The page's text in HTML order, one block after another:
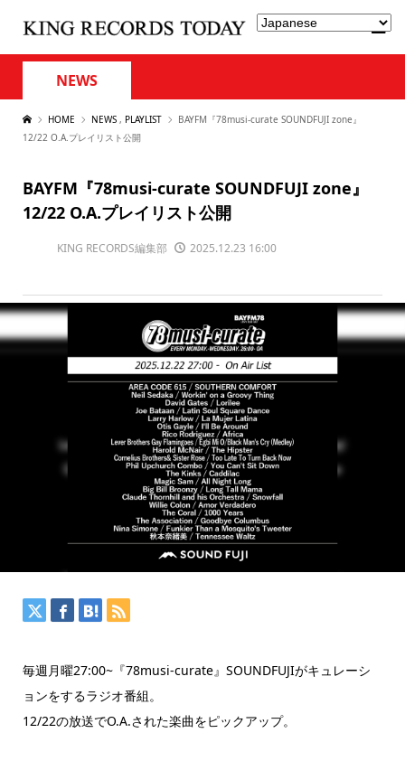
NEWS
HOME NEWS , PLAYLIST
BAYFM『78musi-curate SOUNDFUJI zone』
12/22 O.A.プレイリスト公開
BAYFM『78musi-curate SOUNDFUJI zone』
12/22 O.A.プレイリスト公開
KING RECORDS編集部 2025.12.23 16:00
毎週月曜27:00~『78musi-curate』SOUNDFUJIがキュレーシ
ョンをするラジオ番組。
12/22の放送でO.A.された楽曲をピックアップ。